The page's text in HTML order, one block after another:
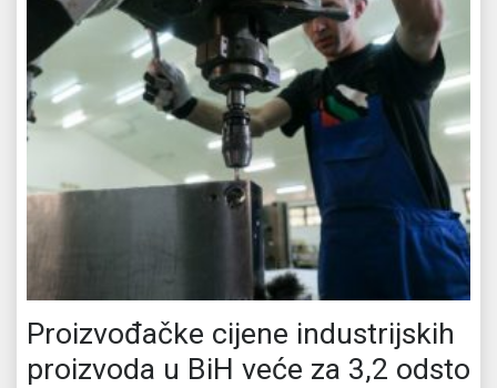
Proizvođačke cijene industrijskih
proizvoda u BiH veće za 3,2 odsto